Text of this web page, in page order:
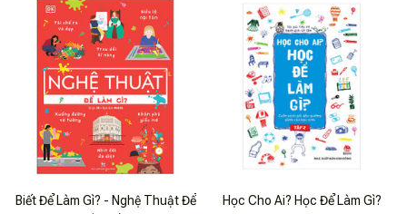
Biết Để Làm Gì? - Nghệ Thuật Để
Học Cho Ai? Học Để Làm Gì?